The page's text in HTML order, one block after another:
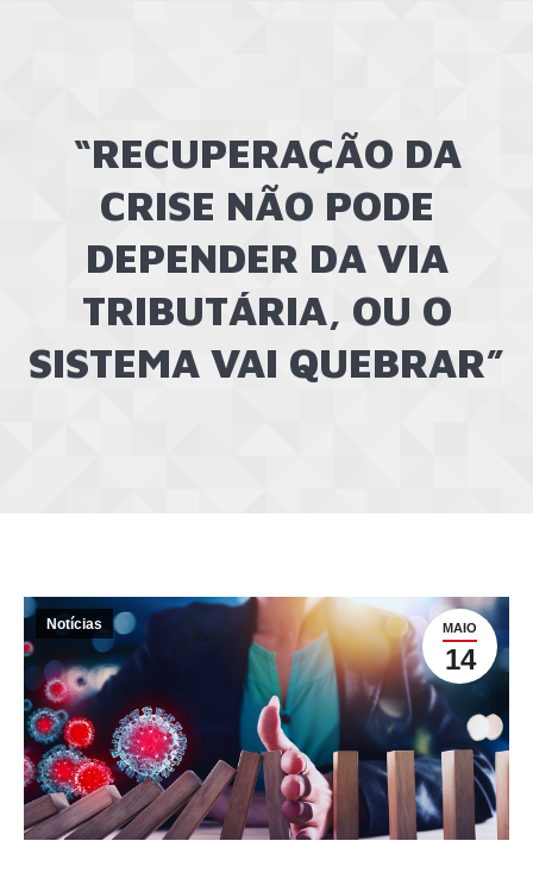
“RECUPERAÇÃO DA
CRISE NÃO PODE
DEPENDER DA VIA
TRIBUTÁRIA, OU O
SISTEMA VAI QUEBRAR”
MAIO
14
Notícias